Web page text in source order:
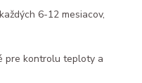
6-12 mesiacov,
pre kontrolu teploty a